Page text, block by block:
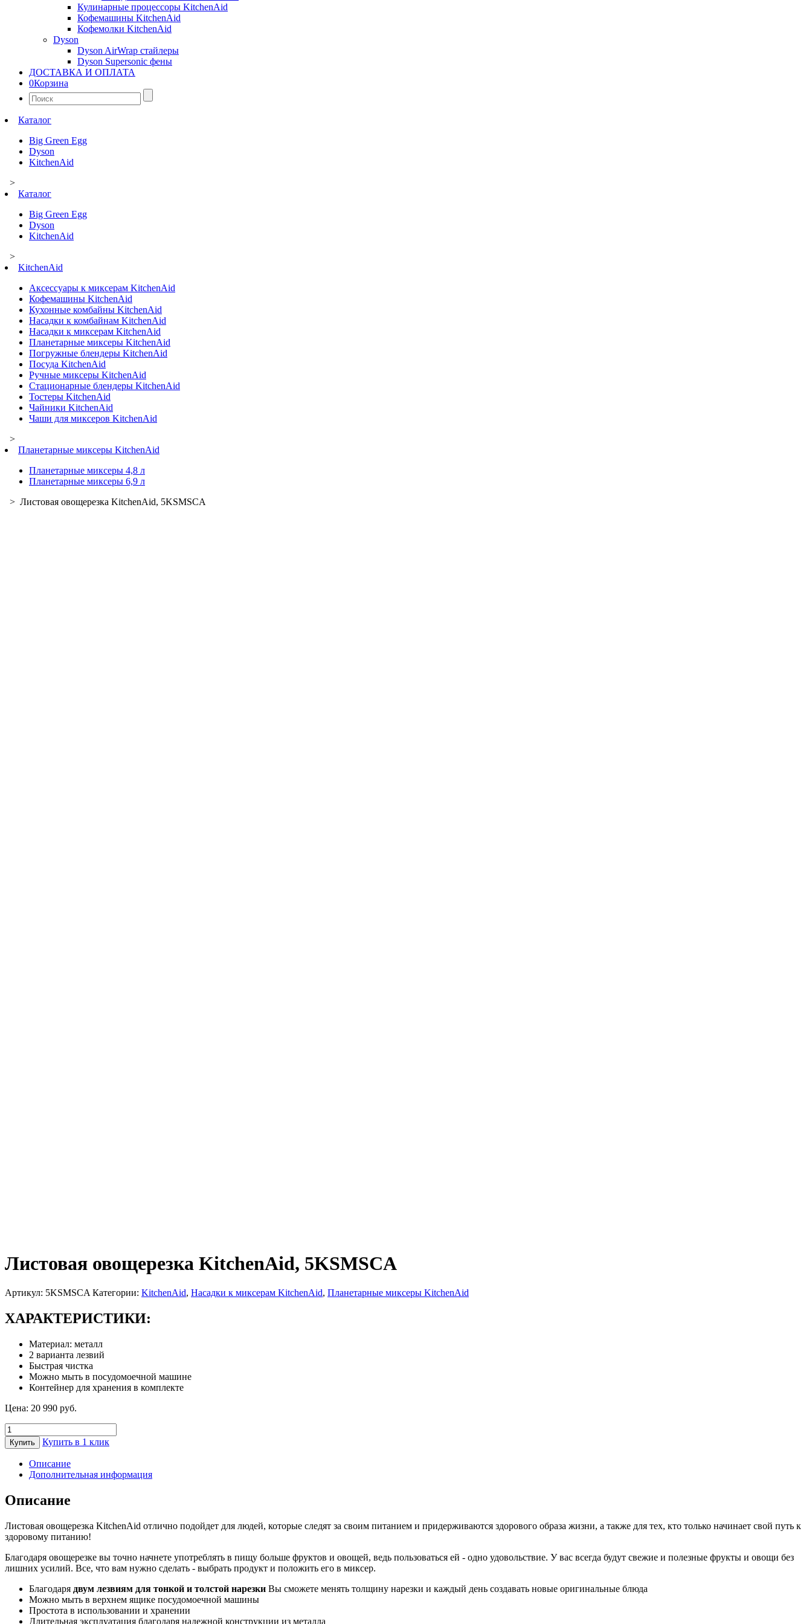
Кулинарные процессоры KitchenAid
Кофемашины KitchenAid
Кофемолки KitchenAid
Dyson
Dyson AirWrap стайлеры
Dyson Supersonic фены
ДОСТАВКА И ОПЛАТА
0Корзина
Найти:
Каталог
Big Green Egg
Dyson
KitchenAid
>
Каталог
Big Green Egg
Dyson
KitchenAid
>
KitchenAid
Аксессуары к миксерам KitchenAid
Кофемашины KitchenAid
Кухонные комбайны KitchenAid
Насадки к комбайнам KitchenAid
Насадки к миксерам KitchenAid
Планетарные миксеры KitchenAid
Погружные блендеры KitchenAid
Посуда KitchenAid
Ручные миксеры KitchenAid
Стационарные блендеры KitchenAid
Тостеры KitchenAid
Чайники KitchenAid
Чаши для миксеров KitchenAid
>
Планетарные миксеры KitchenAid
Планетарные миксеры 4,8 л
Планетарные миксеры 6,9 л
> Листовая овощерезка KitchenAid, 5KSMSCA
Листовая овощерезка KitchenAid, 5KSMSCA
Артикул: 5KSMSCA Категории: KitchenAid, Насадки к миксерам KitchenAid, Планетарные миксеры KitchenAid
ХАРАКТЕРИСТИКИ:
Материал: металл
2 варианта лезвий
Быстрая чистка
Можно мыть в посудомоечной машине
Контейнер для хранения в комплекте
Цена: 20 990 руб.
Количество
товара
Листовая
овощерезка
KitchenAid,
5KSMSCA
Купить Купить в 1 клик
Описание
Дополнительная информация
Описание
Листовая овощерезка KitchenAid отлично подойдет для людей, которые следят за своим питанием и придерживаются здорового образа жизни, а также для тех, кто только начинает свой путь к
здоровому питанию!
Благодаря овощерезке вы точно начнете употреблять в пищу больше фруктов и овощей, ведь пользоваться ей - одно удовольствие. У вас всегда будут свежие и полезные фрукты и овощи без
лишних усилий. Все, что вам нужно сделать - выбрать продукт и положить его в миксер.
Благодаря двум лезвиям для тонкой и толстой нарезки Вы сможете менять толщину нарезки и каждый день создавать новые оригинальные блюда
Можно мыть в верхнем ящике посудомоечной машины
Простота в использовании и хранении
Длительная эксплуатация благодаря надежной конструкции из металла